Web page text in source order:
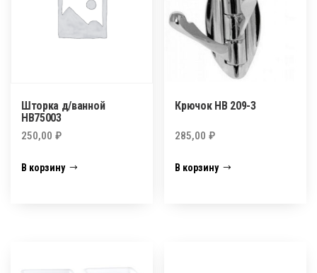
Шторка д/ванной
HB75003
250,00 ₽
В корзину
Крючок НВ 209-3
285,00₽
В корзину